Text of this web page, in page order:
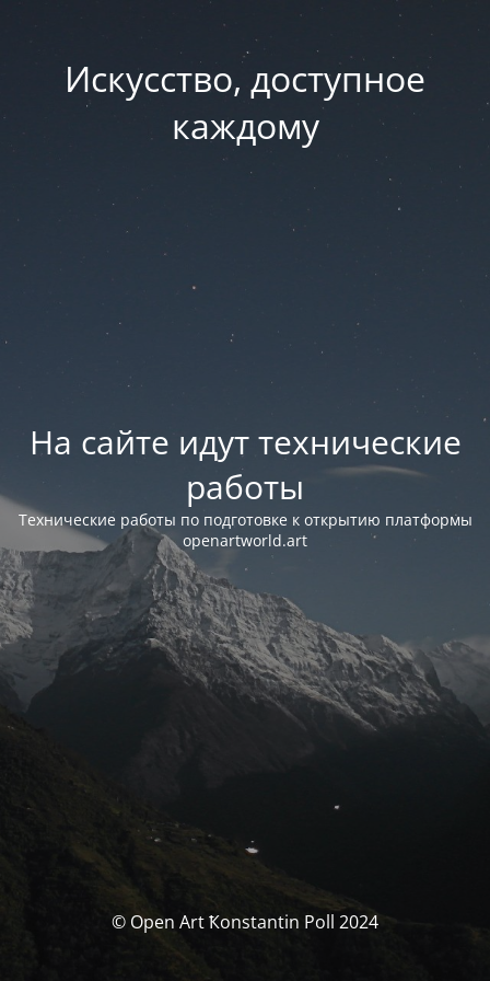
Искусство, доступное
каждому
На сайте идут технические
работы
Технические работы по подготовке к открытию платформы
openartworld.art
© Open Art Ҟonstantin Poll 2024